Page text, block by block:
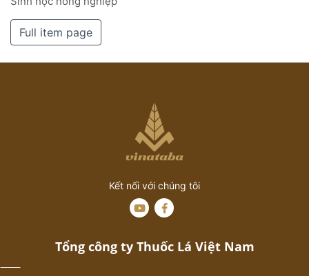
Full item page
Kết nối với chúng tôi
Tổng công ty Thuốc Lá Việt Nam